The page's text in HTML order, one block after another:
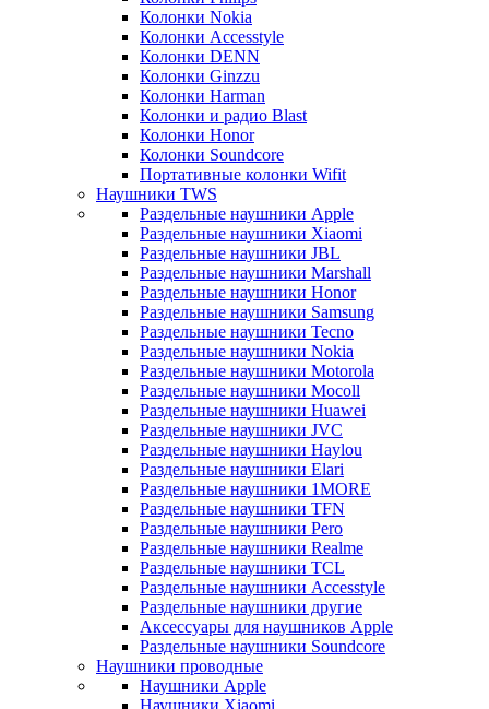
Колонки Nokia
Колонки Accesstyle
Колонки DENN
Колонки Ginzzu
Колонки Harman
Колонки и радио Blast
Колонки Honor
Колонки Soundcore
Портативные колонки Wifit
Наушники TWS
Раздельные наушники Apple
Раздельные наушники Xiaomi
Раздельные наушники JBL
Раздельные наушники Marshall
Раздельные наушники Honor
Раздельные наушники Samsung
Раздельные наушники Tecno
Раздельные наушники Nokia
Раздельные наушники Motorola
Раздельные наушники Mocoll
Раздельные наушники Huawei
Раздельные наушники JVC
Раздельные наушники Haylou
Раздельные наушники Elari
Раздельные наушники 1MORE
Раздельные наушники TFN
Раздельные наушники Pero
Раздельные наушники Realme
Раздельные наушники TCL
Раздельные наушники Accesstyle
Раздельные наушники другие
Аксессуары для наушников Apple
Раздельные наушники Soundcore
Наушники проводные
Наушники Apple
Наушники Xiaomi